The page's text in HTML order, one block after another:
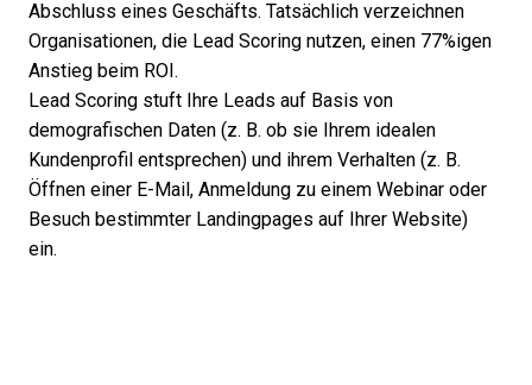
Abschluss eines Geschäfts. Tatsächlich verzeichnen
Organisationen, die Lead Scoring nutzen, einen 77%igen
Anstieg beim ROI .
Lead Scoring stuft Ihre Leads auf Basis von
demografischen Daten (z. B. ob sie Ihrem idealen
Kundenprofil entsprechen) und ihrem Verhalten (z. B.
Öffnen einer E-Mail, Anmeldung zu einem Webinar oder
Besuch bestimmter Landingpages auf Ihrer Website)
ein.